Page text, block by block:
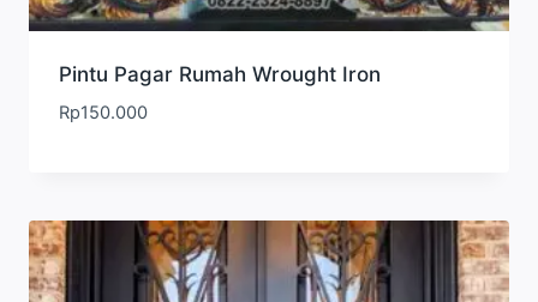
Pintu Pagar Rumah Wrought Iron
Rp150.000